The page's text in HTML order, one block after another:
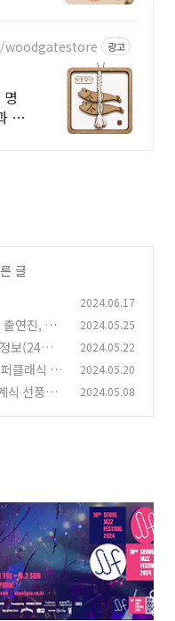
광고
행
글
2024.06.17
연진, 타
2024.05.25
보(24년5
2024.05.22
클래식 콘
2024.05.20
식 선풍기
2024.05.08